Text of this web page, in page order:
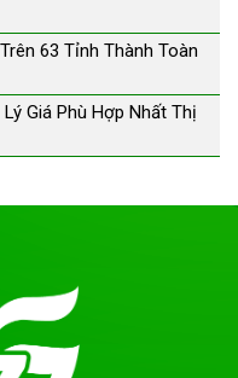
63 Tỉnh Thành Toàn
Giá Phù Hợp Nhất Thị